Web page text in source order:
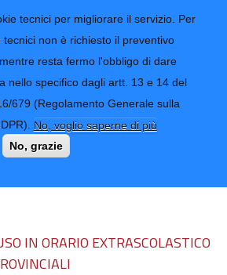
tecnici per migliorare il servizio. Per
non è richiesto il preventivo
resta fermo l'obbligo di dare
nello specifico dagli artt. 13 e 14 del
679 (Regolamento Generale sulla
No, voglio saperne di più
No, grazie
di
CONTATTI-URP
TRASPARENZA
in uso della palestre
provinciali
IN ORARIO EXTRASCOLASTICO